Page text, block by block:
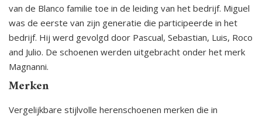
van de Blanco familie toe in de leiding van het bedrijf. Miguel
was de eerste van zijn generatie die participeerde in het
bedrijf. Hij werd gevolgd door Pascual, Sebastian, Luis, Roco
and Julio. De schoenen werden uitgebracht onder het merk
Magnanni.
Merken
Vergelijkbare stijlvolle herenschoenen merken die in